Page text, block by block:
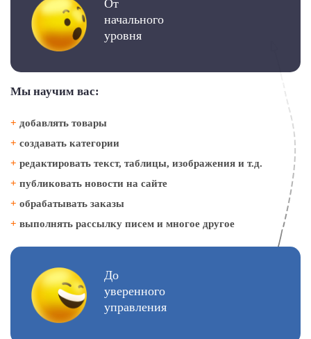
От
начального
уровня
Мы научим вас:
+ добавлять товары
+ создавать категории
+ редактировать текст, таблицы, изображения и т.д.
+ публиковать новости на сайте
+ обрабатывать заказы
+ выполнять рассылку писем и многое другое
До
уверенного
управления